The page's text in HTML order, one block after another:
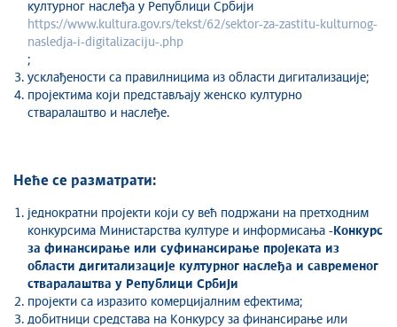
културног наслеђа у Републици Србији
https://www.kultura.gov.rs/tekst/62/sektor-za-zastitu-kulturnog-
nasledja-i-digitalizaciju-.php
;
усклађености са правилницима из области дигитализације;
пројектима који представљају женско културно
стваралаштво и наслеђе.
Неће се разматрати:
једнократни пројекти који су већ подржани на претходним
конкурсима Министарства културе и информисања - Конкурс
за финансирање или суфинансирање проjеката из
области дигитализације културног наслеђа и савременог
стваралаштва у Републици Србиjи
пројекти са изразито комерцијалним ефектима;
добитници средстава на Конкурсу за финансирање или